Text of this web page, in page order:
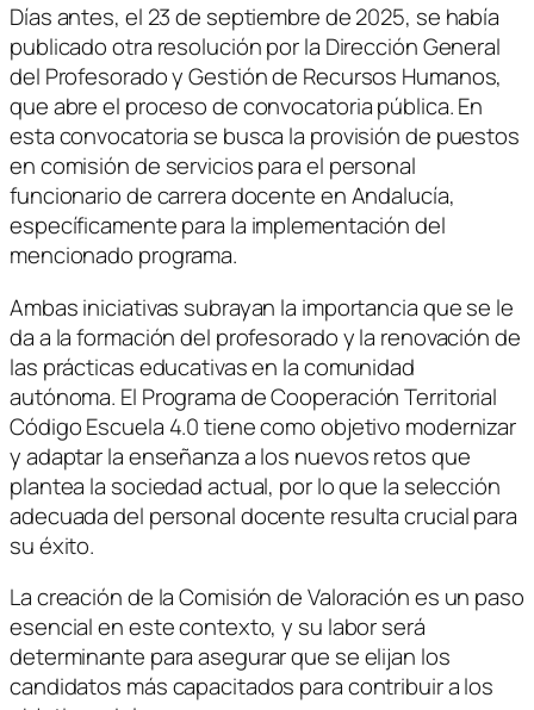
Días antes, el 23 de septiembre de 2025, se había
publicado otra resolución por la Dirección General
del Profesorado y Gestión de Recursos Humanos,
que abre el proceso de convocatoria pública. En
esta convocatoria se busca la provisión de puestos
en comisión de servicios para el personal
funcionario de carrera docente en Andalucía,
específicamente para la implementación del
mencionado programa.
Ambas iniciativas subrayan la importancia que se le
da a la formación del profesorado y la renovación de
las prácticas educativas en la comunidad
autónoma. El Programa de Cooperación Territorial
Código Escuela 4.0 tiene como objetivo modernizar
y adaptar la enseñanza a los nuevos retos que
plantea la sociedad actual, por lo que la selección
adecuada del personal docente resulta crucial para
su éxito.
La creación de la Comisión de Valoración es un paso
esencial en este contexto, y su labor será
determinante para asegurar que se elijan los
candidatos más capacitados para contribuir a los